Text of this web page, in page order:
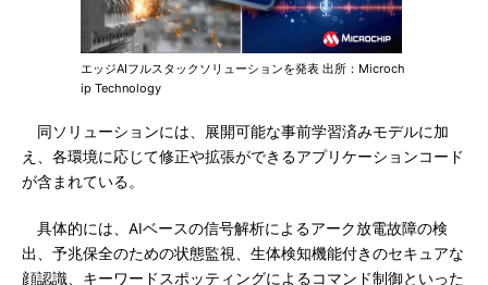
エッジAIフルスタックソリューションを発表 出所：Microch
ip Technology
同ソリューションには、展開可能な事前学習済みモデルに加
え、各環境に応じて修正や拡張ができるアプリケーションコード
が含まれている。
具体的には、AIベースの信号解析によるアーク放電故障の検
出、予兆保全のための状態監視、生体検知機能付きのセキュアな
顔認識、キーワードスポッティングによるコマンド制御といった